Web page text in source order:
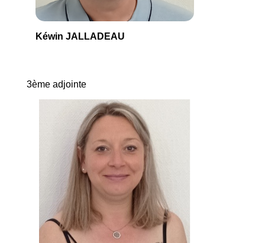
Kéwin JALLADEAU
3ème adjointe